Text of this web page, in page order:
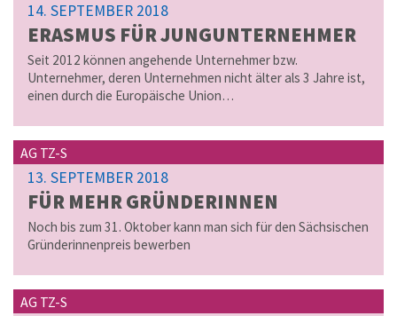
14. SEPTEMBER 2018
ERAS­MUS FÜR JUNG­UN­TER­NEH­MER
Seit 2012 können angehende Unternehmer bzw.
Unternehmer, deren Unternehmen nicht älter als 3 Jahre ist,
einen durch die Europäische Union…
AG TZ-S
13. SEPTEMBER 2018
FÜR MEHR GRÜN­DE­RIN­NEN
Noch bis zum 31. Oktober kann man sich für den Sächsischen
Gründerinnenpreis bewerben
AG TZ-S